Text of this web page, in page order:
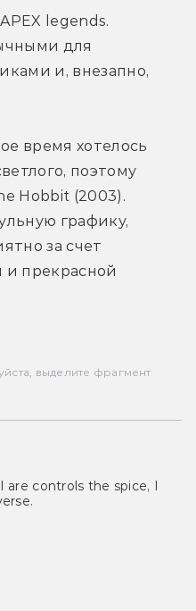
APEX legends.
для
и, внезапно,
время хотелось
поэтому
Hobbit (2003).
графику,
за счет
прекрасной
выделите фрагмент
are controls the spice, I